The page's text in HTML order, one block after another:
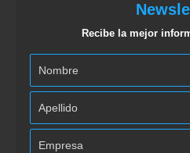
Recibe la mejor